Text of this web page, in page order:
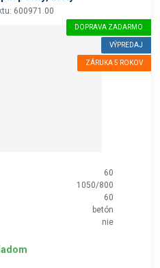
600971.00
DOPRAVA ZADARMO
VÝPREDAJ
ZÁRUKA 5 ROKOV
60
1050/800
60
betón
nie